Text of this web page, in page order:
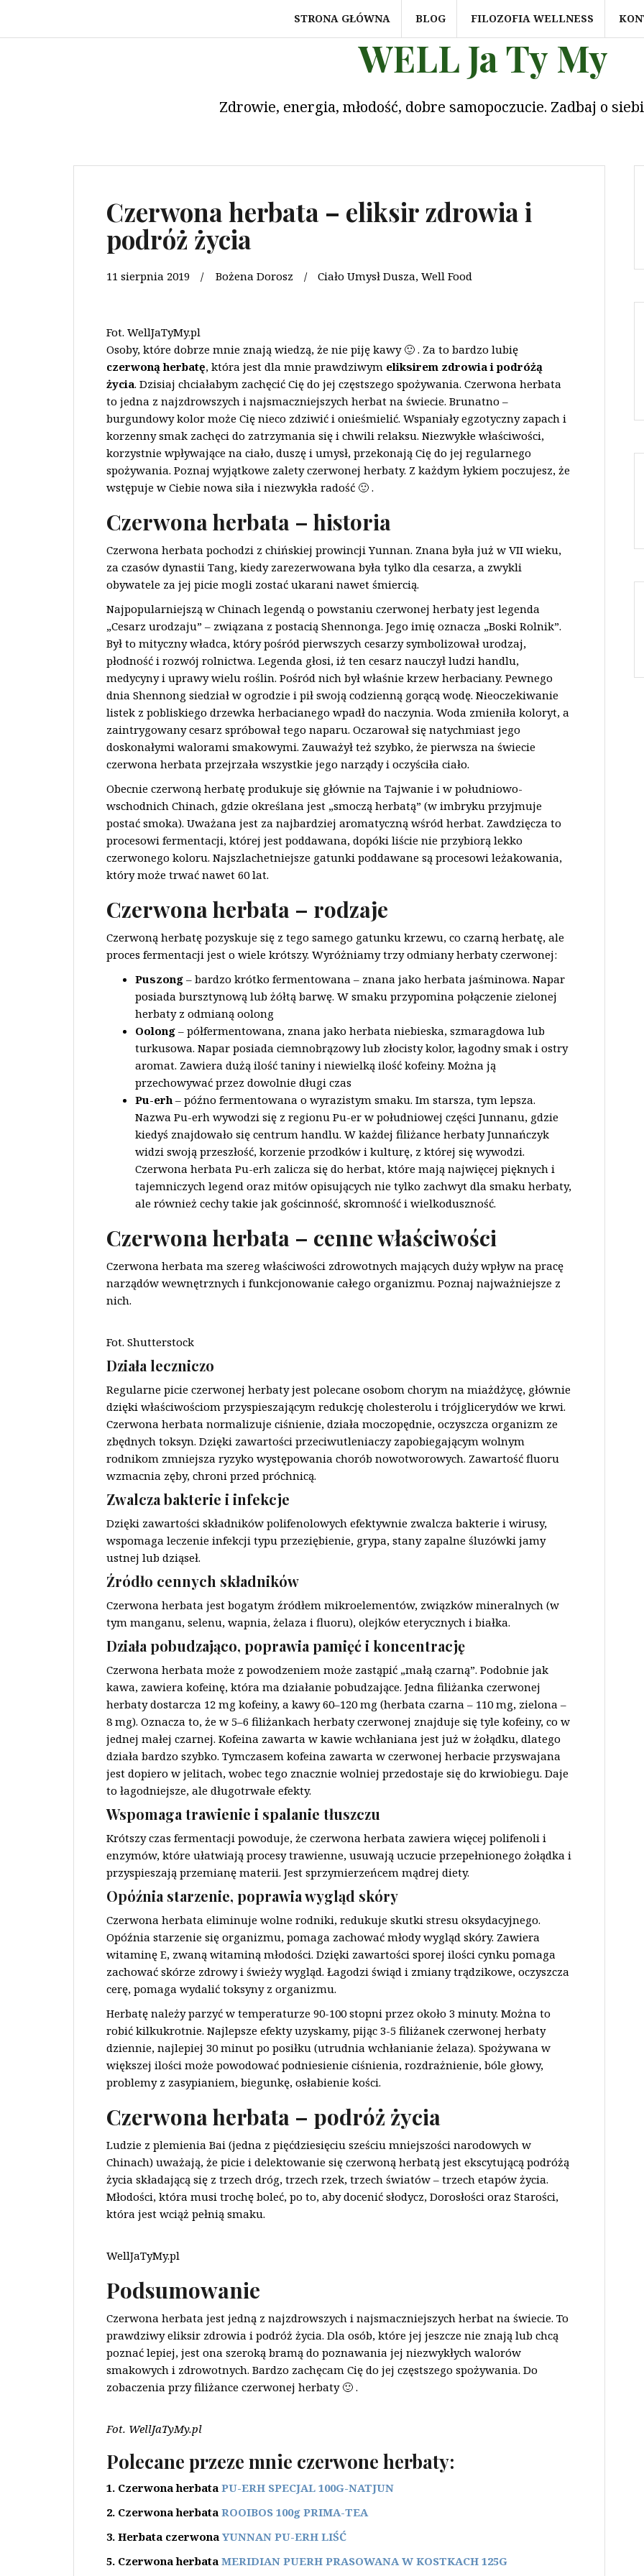
treści
STRONA GŁÓWNA BLOG FILOZOFIA WELLNESS
WELL Ja Ty My
Zdrowie, energia, młodość, dobre samopoczucie. Zadbaj o
Czerwona herbata – eliksir zdrowia i
podróż życia
11 sierpnia 2019 Bożena Dorosz Ciało Umysł Dusza, Well Food
Fot. WellJaTyMy.pl
Osoby, które dobrze mnie znają wiedzą, że nie piję kawy 🙂 . Za to bardzo lubię
czerwoną herbatę, która jest dla mnie prawdziwym eliksirem zdrowia i podróżą
życia. Dzisiaj chciałabym zachęcić Cię do jej częstszego spożywania. Czerwona herbata
to jedna z najzdrowszych i najsmaczniejszych herbat na świecie. Brunatno –
burgundowy kolor może Cię nieco zdziwić i onieśmielić. Wspaniały egzotyczny zapach i
korzenny smak zachęci do zatrzymania się i chwili relaksu. Niezwykłe właściwości,
korzystnie wpływające na ciało, duszę i umysł, przekonają Cię do jej regularnego
spożywania. Poznaj wyjątkowe zalety czerwonej herbaty. Z każdym łykiem poczujesz, że
wstępuje w Ciebie nowa siła i niezwykła radość 🙂 .
Czerwona herbata – historia
Czerwona herbata pochodzi z chińskiej prowincji Yunnan. Znana była już w VII wieku,
za czasów dynastii Tang, kiedy zarezerwowana była tylko dla cesarza, a zwykli
obywatele za jej picie mogli zostać ukarani nawet śmiercią.
Najpopularniejszą w Chinach legendą o powstaniu czerwonej herbaty jest legenda
„Cesarz urodzaju” – związana z postacią Shennonga. Jego imię oznacza „Boski Rolnik”.
Był to mityczny władca, który pośród pierwszych cesarzy symbolizował urodzaj,
płodność i rozwój rolnictwa. Legenda głosi, iż ten cesarz nauczył ludzi handlu,
medycyny i uprawy wielu roślin. Pośród nich był właśnie krzew herbaciany. Pewnego
dnia Shennong siedział w ogrodzie i pił swoją codzienną gorącą wodę. Nieoczekiwanie
listek z pobliskiego drzewka herbacianego wpadł do naczynia. Woda zmieniła koloryt, a
zaintrygowany cesarz spróbował tego naparu. Oczarował się natychmiast jego
doskonałymi walorami smakowymi. Zauważył też szybko, że pierwsza na świecie
czerwona herbata przejrzała wszystkie jego narządy i oczyściła ciało.
Obecnie czerwoną herbatę produkuje się głównie na Tajwanie i w południowo-
wschodnich Chinach, gdzie określana jest „smoczą herbatą” (w imbryku przyjmuje
postać smoka). Uważana jest za najbardziej aromatyczną wśród herbat. Zawdzięcza to
procesowi fermentacji, której jest poddawana, dopóki liście nie przybiorą lekko
czerwonego koloru. Najszlachetniejsze gatunki poddawane są procesowi leżakowania,
który może trwać nawet 60 lat.
Czerwona herbata – rodzaje
Czerwoną herbatę pozyskuje się z tego samego gatunku krzewu, co czarną herbatę, ale
proces fermentacji jest o wiele krótszy. Wyróżniamy trzy odmiany herbaty czerwonej:
Puszong – bardzo krótko fermentowana – znana jako herbata jaśminowa. Napar
posiada bursztynową lub żółtą barwę. W smaku przypomina połączenie zielonej
herbaty z odmianą oolong
Oolong – półfermentowana, znana jako herbata niebieska, szmaragdowa lub
turkusowa. Napar posiada ciemnobrązowy lub złocisty kolor, łagodny smak i ostry
aromat. Zawiera dużą ilość taniny i niewielką ilość kofeiny. Można ją
przechowywać przez dowolnie długi czas
Pu-erh – późno fermentowana o wyrazistym smaku. Im starsza, tym lepsza.
Nazwa Pu-erh wywodzi się z regionu Pu-er w południowej części Junnanu, gdzie
kiedyś znajdowało się centrum handlu. W każdej filiżance herbaty Junnańczyk
widzi swoją przeszłość, korzenie przodków i kulturę, z której się wywodzi.
Czerwona herbata Pu-erh zalicza się do herbat, które mają najwięcej pięknych i
tajemniczych legend oraz mitów opisujących nie tylko zachwyt dla smaku herbaty,
ale również cechy takie jak gościnność, skromność i wielkoduszność.
Czerwona herbata – cenne właściwości
Czerwona herbata ma szereg właściwości zdrowotnych mających duży wpływ na pracę
narządów wewnętrznych i funkcjonowanie całego organizmu. Poznaj najważniejsze z
nich.
Fot. Shutterstock
Działa leczniczo
Regularne picie czerwonej herbaty jest polecane osobom chorym na miażdżycę, głównie
dzięki właściwościom przyspieszającym redukcję cholesterolu i trójglicerydów we krwi.
Czerwona herbata normalizuje ciśnienie, działa moczopędnie, oczyszcza organizm ze
zbędnych toksyn. Dzięki zawartości przeciwutleniaczy zapobiegającym wolnym
rodnikom zmniejsza ryzyko występowania chorób nowotworowych. Zawartość fluoru
wzmacnia zęby, chroni przed próchnicą.
Zwalcza bakterie i infekcje
Dzięki zawartości składników polifenolowych efektywnie zwalcza bakterie i wirusy,
wspomaga leczenie infekcji typu przeziębienie, grypa, stany zapalne śluzówki jamy
ustnej lub dziąseł.
Źródło cennych składników
Czerwona herbata jest bogatym źródłem mikroelementów, związków mineralnych (w
tym manganu, selenu, wapnia, żelaza i fluoru), olejków eterycznych i białka.
Działa pobudzająco, poprawia pamięć i koncentrację
Czerwona herbata może z powodzeniem może zastąpić „małą czarną”. Podobnie jak
kawa, zawiera kofeinę, która ma działanie pobudzające. Jedna filiżanka czerwonej
herbaty dostarcza 12 mg kofeiny, a kawy 60–120 mg (herbata czarna – 110 mg, zielona –
8 mg). Oznacza to, że w 5–6 filiżankach herbaty czerwonej znajduje się tyle kofeiny, co w
jednej małej czarnej. Kofeina zawarta w kawie wchłaniana jest już w żołądku, dlatego
działa bardzo szybko. Tymczasem kofeina zawarta w czerwonej herbacie przyswajana
jest dopiero w jelitach, wobec tego znacznie wolniej przedostaje się do krwiobiegu. Daje
to łagodniejsze, ale długotrwałe efekty.
Wspomaga trawienie i spalanie tłuszczu
Krótszy czas fermentacji powoduje, że czerwona herbata zawiera więcej polifenoli i
enzymów, które ułatwiają procesy trawienne, usuwają uczucie przepełnionego żołądka i
przyspieszają przemianę materii. Jest sprzymierzeńcem mądrej diety.
Opóźnia starzenie, poprawia wygląd skóry
Czerwona herbata eliminuje wolne rodniki, redukuje skutki stresu oksydacyjnego.
Opóźnia starzenie się organizmu, pomaga zachować młody wygląd skóry. Zawiera
witaminę E, zwaną witaminą młodości. Dzięki zawartości sporej ilości cynku pomaga
zachować skórze zdrowy i świeży wygląd. Łagodzi świąd i zmiany trądzikowe, oczyszcza
cerę, pomaga wydalić toksyny z organizmu.
Herbatę należy parzyć w temperaturze 90-100 stopni przez około 3 minuty. Można to
robić kilkukrotnie. Najlepsze efekty uzyskamy, pijąc 3-5 filiżanek czerwonej herbaty
dziennie, najlepiej 30 minut po posiłku (utrudnia wchłanianie żelaza). Spożywana w
większej ilości może powodować podniesienie ciśnienia, rozdrażnienie, bóle głowy,
problemy z zasypianiem, biegunkę, osłabienie kości.
Czerwona herbata – podróż życia
Ludzie z plemienia Bai (jedna z pięćdziesięciu sześciu mniejszości narodowych w
Chinach) uważają, że picie i delektowanie się czerwoną herbatą jest ekscytującą podróżą
życia składającą się z trzech dróg, trzech rzek, trzech światów – trzech etapów życia.
Młodości, która musi trochę boleć, po to, aby docenić słodycz, Dorosłości oraz Starości,
która jest wciąż pełnią smaku.
WellJaTyMy.pl
Podsumowanie
Czerwona herbata jest jedną z najzdrowszych i najsmaczniejszych herbat na świecie. To
prawdziwy eliksir zdrowia i podróż życia. Dla osób, które jej jeszcze nie znają lub chcą
poznać lepiej, jest ona szeroką bramą do poznawania jej niezwykłych walorów
smakowych i zdrowotnych. Bardzo zachęcam Cię do jej częstszego spożywania. Do
zobaczenia przy filiżance czerwonej herbaty 🙂 .
Fot. WellJaTyMy.pl
Polecane przeze mnie czerwone herbaty:
1. Czerwona herbata PU-ERH SPECJAL 100G-NATJUN
2. Czerwona herbata ROOIBOS 100g PRIMA-TEA
3. Herbata czerwona YUNNAN PU-ERH LIŚĆ
5. Czerwona herbata MERIDIAN PUERH PRASOWANA W KOSTKACH 125G